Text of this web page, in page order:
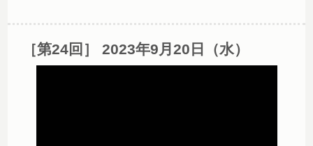
［第24回］ 2023年9月20日（水）